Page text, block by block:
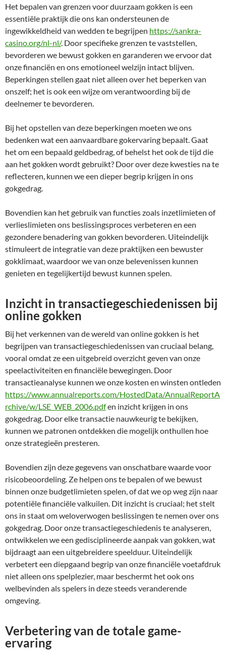
Het bepalen van grenzen voor duurzaam gokken is een
essentiële praktijk die ons kan ondersteunen de
ingewikkeldheid van wedden te begrijpen https://sankra-
casino.org/nl-nl/. Door specifieke grenzen te vaststellen,
bevorderen we bewust gokken en garanderen we ervoor dat
onze financiën en ons emotioneel welzijn intact blijven.
Beperkingen stellen gaat niet alleen over het beperken van
onszelf; het is ook een wijze om verantwoording bij de
deelnemer te bevorderen.
Bij het opstellen van deze beperkingen moeten we ons
bedenken wat een aanvaardbare gokervaring bepaalt. Gaat
het om een bepaald geldbedrag, of behelst het ook de tijd die
aan het gokken wordt gebruikt? Door over deze kwesties na te
reflecteren, kunnen we een dieper begrip krijgen in ons
gokgedrag.
Bovendien kan het gebruik van functies zoals inzetlimieten of
verlieslimieten ons beslissingsproces verbeteren en een
gezondere benadering van gokken bevorderen. Uiteindelijk
stimuleert de integratie van deze praktijken een bewuster
gokklimaat, waardoor we van onze belevenissen kunnen
genieten en tegelijkertijd bewust kunnen spelen.
Inzicht in transactiegeschiedenissen bij
online gokken
Bij het verkennen van de wereld van online gokken is het
begrijpen van transactiegeschiedenissen van cruciaal belang,
vooral omdat ze een uitgebreid overzicht geven van onze
speelactiviteiten en financiële bewegingen. Door
transactieanalyse kunnen we onze kosten en winsten ontleden
https://www.annualreports.com/HostedData/AnnualReportA
rchive/w/LSE_WEB_2006.pdfen inzicht krijgen in ons
gokgedrag. Door elke transactie nauwkeurig te bekijken,
kunnen we patronen ontdekken die mogelijk onthullen hoe
onze strategieën presteren.
Bovendien zijn deze gegevens van onschatbare waarde voor
risicobeoordeling. Ze helpen ons te bepalen of we bewust
binnen onze budgetlimieten spelen, of dat we op weg zijn naar
potentiële financiële valkuilen. Dit inzicht is cruciaal; het stelt
ons in staat om weloverwogen beslissingen te nemen over ons
gokgedrag. Door onze transactiegeschiedenis te analyseren,
ontwikkelen we een gedisciplineerde aanpak van gokken, wat
bijdraagt aan een uitgebreidere speelduur. Uiteindelijk
verbetert een diepgaand begrip van onze financiële voetafdruk
niet alleen ons spelplezier, maar beschermt het ook ons
welbevinden als spelers in deze steeds veranderende
omgeving.
Verbetering van de totale game-
ervaring